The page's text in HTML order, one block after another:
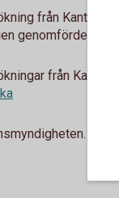
från Kantar
genomfördes i
från